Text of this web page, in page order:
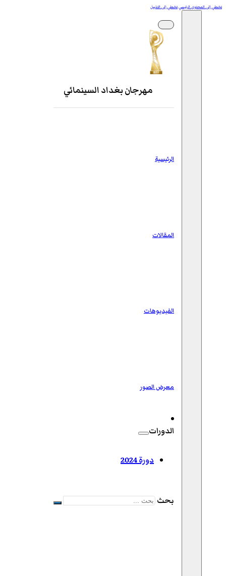
تخطي إلى المحتوى الرئيسيتخطي إلى التذييل
مهرجان بغداد السينمائي
الرئيسية
المقالات
الفيديوهات
معرض الصور
الدورات
دورة 2024
بحث